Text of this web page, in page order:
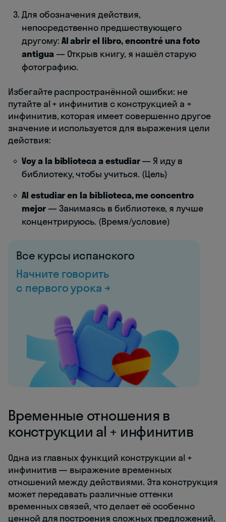
Для обозначения действия,
непосредственно предшествующего
другому: Al abrir el libro, encontré una foto
antigua — Открыв книгу, я нашёл старую
фотографию.
Избегайте распространённой ошибки: не
путайте al + инфинитив с конструкцией a +
инфинитив, которая имеет совершенно другое
значение и используется для выражения цели
действия:
Voy a la biblioteca a estudiar— Я иду в
библиотеку, чтобы учиться. (Цель)
Al estudiar en la biblioteca, me concentro
mejor— Занимаясь в библиотеке, я лучше
концентрируюсь. (Время/условие)
Все курсы испанского
Начните говорить
с первого урока →
Временные отношения в
конструкции al + инфинитив
Одна из главных функций конструкции al +
инфинитив — выражение временных
отношений между действиями. Эта конструкция
может передавать различные оттенки
временных связей, что делает её особенно
ценной для построения сложных предложений.